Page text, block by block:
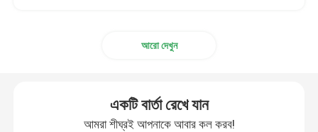
আরো দেখুন
একটি বার্তা রেখে যান
আমরা শীঘ্রই আপনাকে আবার কল করব!